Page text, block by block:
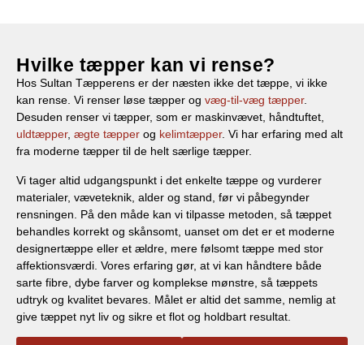
Hvilke tæpper kan vi rense?
Hos Sultan Tæpperens er der næsten ikke det tæppe, vi ikke
kan rense. Vi renser løse tæpper og væg-til-væg tæpper.
Desuden renser vi tæpper, som er maskinvævet, håndtuftet,
uldtæpper, ægte tæpper og kelimtæpper. Vi har erfaring med alt
fra moderne tæpper til de helt særlige tæpper.
Vi tager altid udgangspunkt i det enkelte tæppe og vurderer
materialer, væveteknik, alder og stand, før vi påbegynder
rensningen. På den måde kan vi tilpasse metoden, så tæppet
behandles korrekt og skånsomt, uanset om det er et moderne
designertæppe eller et ældre, mere følsomt tæppe med stor
affektionsværdi. Vores erfaring gør, at vi kan håndtere både
sarte fibre, dybe farver og komplekse mønstre, så tæppets
udtryk og kvalitet bevares. Målet er altid det samme, nemlig at
give tæppet nyt liv og sikre et flot og holdbart resultat.